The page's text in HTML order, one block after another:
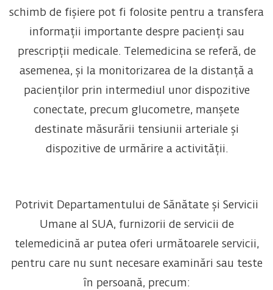
schimb de fișiere pot fi folosite pentru a transfera
informații importante despre pacienți sau
prescripții medicale. Telemedicina se referă, de
asemenea, și la monitorizarea de la distanță a
pacienților prin intermediul unor dispozitive
conectate, precum glucometre, manșete
destinate măsurării tensiunii arteriale și
dispozitive de urmărire a activității.
Potrivit Departamentului de Sănătate și Servicii
Umane al SUA, furnizorii de servicii de
telemedicină ar putea oferi următoarele servicii,
pentru care nu sunt necesare examinări sau teste
în persoană, precum: